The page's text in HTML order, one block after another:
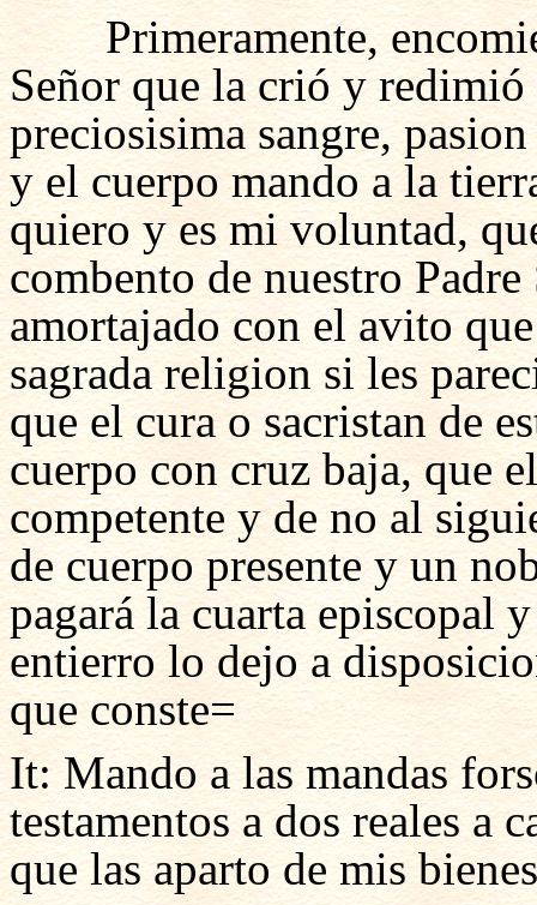
Primeramente,
Señor que la crió y
preciosisima sangre,
y el cuerpo mando a la
quiero y es mi voluntad,
combento de nuestro
amortajado con el avito
sagrada religion si les
que el cura o sacristan de
cuerpo con cruz baja, que
competente y de no al
de cuerpo presente y un
pagará la cuarta episcopal
entierro lo dejo a
que conste=
It: Mando a las mandas
testamentos a dos reales a
que las aparto de mis